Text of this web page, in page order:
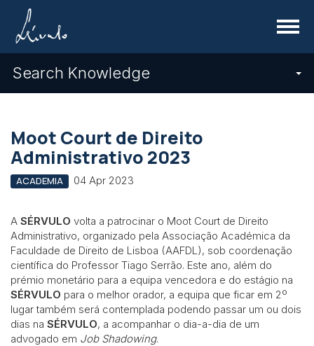
Menu
Search Knowledge
Moot Court de Direito
Administrativo 2023
ACADEMIA 04 Apr 2023
A SÉRVULO volta a patrocinar o Moot Court de Direito
Administrativo, organizado pela Associação Académica da
Faculdade de Direito de Lisboa (AAFDL), sob coordenação
científica do Professor Tiago Serrão. Este ano, além do
prémio monetário para a equipa vencedora e do estágio na
SÉRVULO para o melhor orador, a equipa que ficar em 2º
lugar também será contemplada podendo passar um ou dois
dias na SÉRVULO, a acompanhar o dia-a-dia de um
advogado em Job Shadowing.